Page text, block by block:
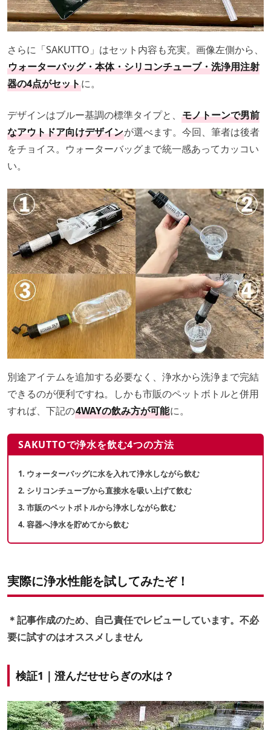
さらに「SAKUTTO」はセット内容も充実。画像左側から、
ウォーターバッグ・本体・シリコンチューブ・洗浄用注射
器の4点がセットに。
デザインはブルー基調の標準タイプと、 モノトーンで男前
なアウトドア向けデザインが選べます。今回、筆者は後者
をチョイス。ウォーターバッグまで統一感あってカッコい
い。
別途アイテムを追加する必要なく、浄水から洗浄まで完結
できるのが便利ですね。しかも市販のペットボトルと併用
すれば、下記の4WAYの飲み方が可能に。
SAKUTTOで浄水を飲む4つの方法
1. ウォーターバッグに水を入れて浄水しながら飲む
2. シリコンチューブから直接水を吸い上げて飲む
3. 市販のペットボトルから浄水しながら飲む
4. 容器へ浄水を貯めてから飲む
実際に浄水性能を試してみたぞ！
＊記事作成のため、自己責任でレビューしています。不必
要に試すのはオススメしません
検証1｜澄んだせせらぎの水は？